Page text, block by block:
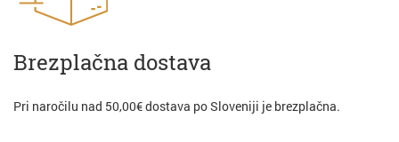
Brezplačna dostava
Pri naročilu nad 50,00€ dostava po Sloveniji je brezplačna.